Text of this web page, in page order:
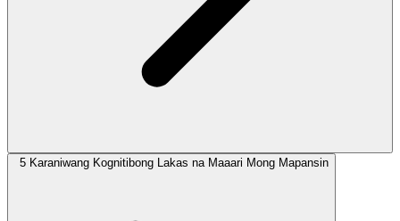
5 Karaniwang Kognitibong Lakas na Maaari Mong Mapansin